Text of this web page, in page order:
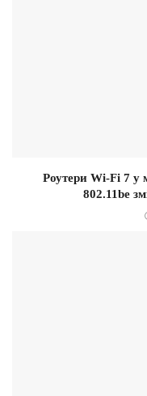
Роутери Wi-Fi 7 у
802.11be